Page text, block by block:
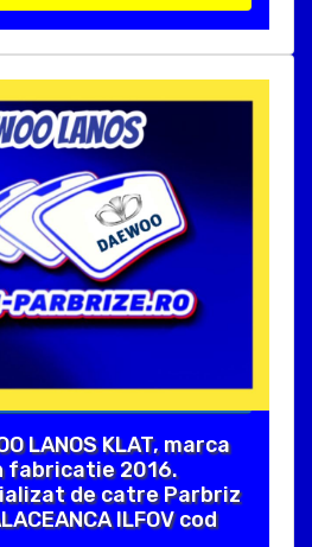
LANOS KLAT, marca
fabricatie 2016.
de catre Parbriz
ILFOV cod